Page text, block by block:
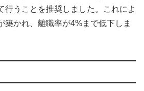
行うことを推奨しました。これによ
築かれ、離職率が4%まで低下しま